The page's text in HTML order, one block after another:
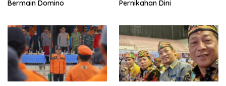
Bermain Domino
Pernikahan Dini